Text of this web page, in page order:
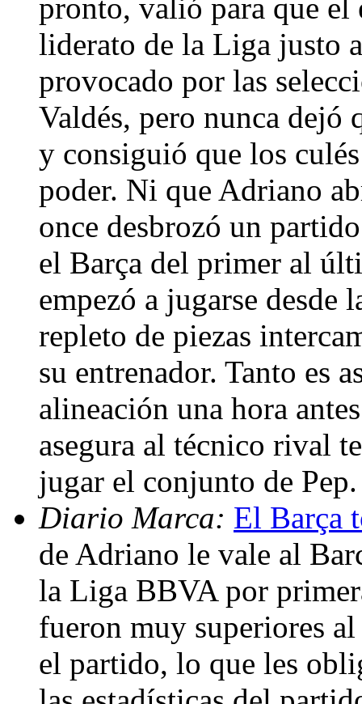
pronto, valió para que el
liderato de la Liga justo
provocado por las
Valdés, pero nunca dejó
y consiguió que los
poder. Ni que Adriano
once desbrozó un
el Barça del primer al
empezó a jugarse desde
repleto de piezas
su entrenador. Tanto es
alineación una hora
asegura al técnico rival
jugar el conjunto de
Diario Marca: El Barça
de Adriano le vale al
la Liga BBVA por
fueron muy superiores
el partido, lo que les